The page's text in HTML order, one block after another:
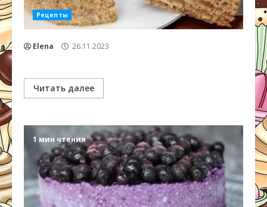
Рецепты
Elena 26.11.2023
Читать далее
1 мин чтения